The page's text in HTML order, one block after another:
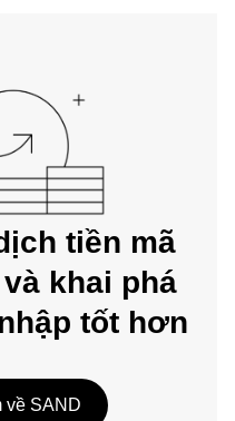
tiền mã
khai phá
tốt hơn
về SAND